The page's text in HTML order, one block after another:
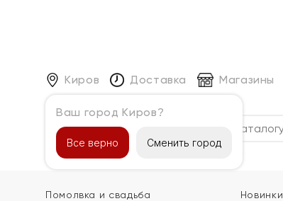
Киров
Ваш город Киров?
Все верно Сменить город
Доставка Магазины
Каталог
Помолвка и свадьба Новинки